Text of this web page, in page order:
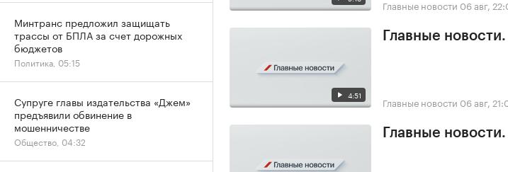
Главные новости 06 авг,
4:51
Главные
Главные новости 06 авг,
Главные
Минтранс предложил защищать
трассы от БПЛА за счет дорожных
бюджетов
Политика, 05:15
Супруге главы издательства «Джем»
предъявили обвинение в
мошенничестве
Общество, 04:32